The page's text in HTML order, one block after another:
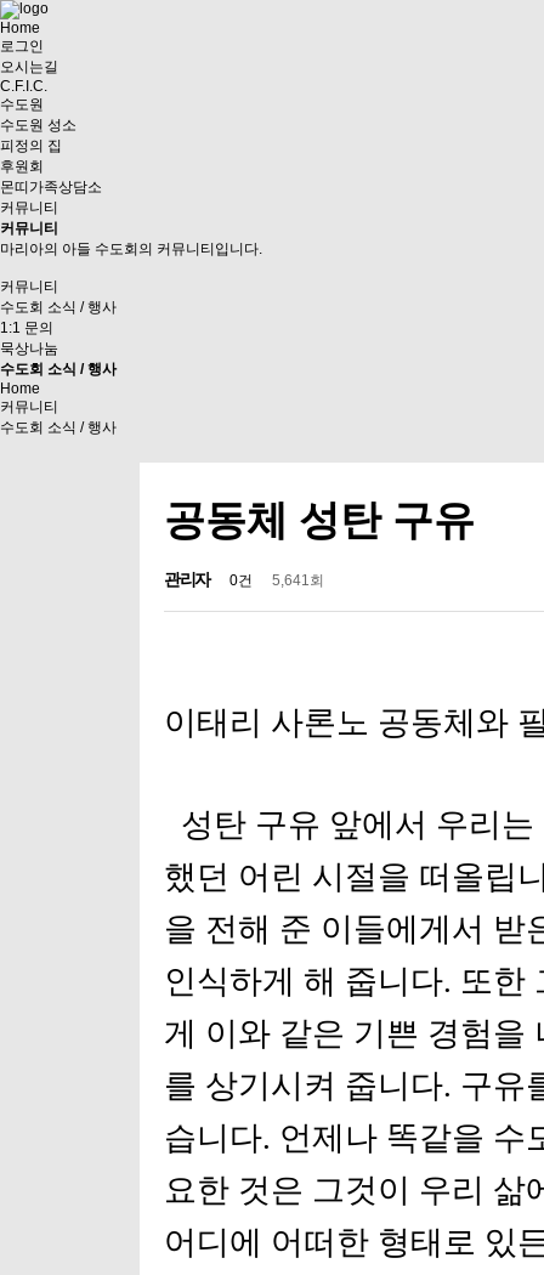
Home
로그인
오시는길
C.F.I.C.
수도원
수도원 성소
피정의 집
후원회
몬띠가족상담소
커뮤니티
커뮤니티
마리아의 아들 수도회의 커뮤니티입니다.
커뮤니티
수도회 소식 / 행사
1:1 문의
묵상나눔
수도회 소식 / 행사
Home
커뮤니티
수도회 소식 / 행사
공동체 성탄 구유
관리자 0건 5,641회
이태리 사론노 공동체와
성탄 구유 앞에서 우리
했던 어린 시절을 떠올립
을 전해 준 이들에게서 받
인식하게 해 줍니다. 또한
게 이와 같은 기쁜 경험을
를 상기시켜 줍니다. 구유
습니다. 언제나 똑같을 수
요한 것은 그것이 우리 삶
어디에 어떠한 형태로 있